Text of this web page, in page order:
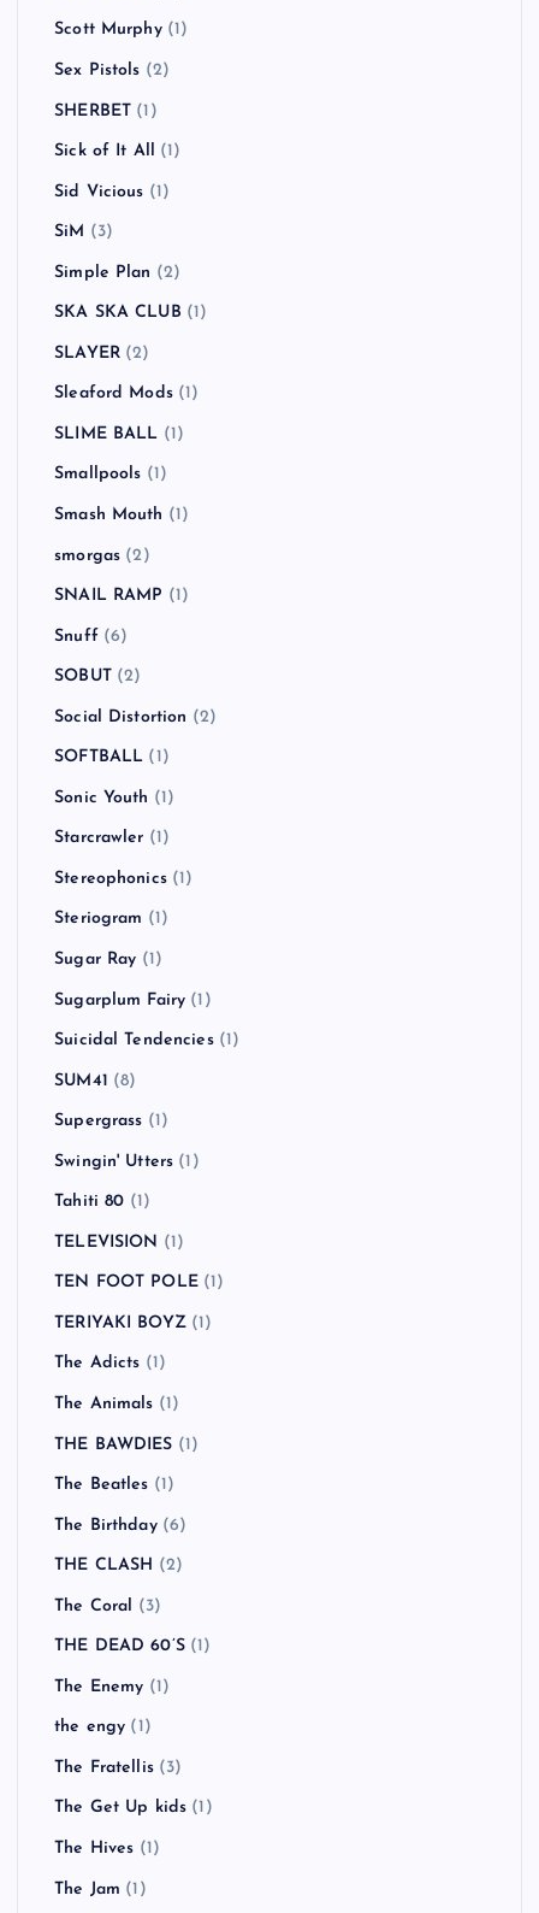
Scott Murphy(1)
Sex Pistols (2)
SHERBET (1)
Sick of It All (1)
Sid Vicious (1)
SiM (3)
Simple Plan (2)
SKA SKA CLUB (1)
SLAYER(2)
Sleaford Mods(1)
SLIME BALL (1)
Smallpools (1)
Smash Mouth (1)
smorgas (2)
SNAIL RAMP (1)
Snuff (6)
SOBUT(2)
Social Distortion (2)
SOFTBALL (1)
Sonic Youth (1)
Starcrawler (1)
Stereophonics(1)
Steriogram (1)
Sugar Ray (1)
Sugarplum Fairy (1)
Suicidal Tendencies(1)
SUM41 (8)
Supergrass (1)
Swingin' Utters (1)
Tahiti 80 (1)
TELEVISION (1)
TEN FOOT POLE(1)
TERIYAKI BOYZ(1)
The Adicts (1)
The Animals (1)
THE BAWDIES (1)
The Beatles (1)
The Birthday(6)
THE CLASH (2)
The Coral (3)
THE DEAD 60’S(1)
The Enemy (1)
the engy (1)
The Fratellis(3)
The Get Up kids (1)
The Hives (1)
The Jam (1)